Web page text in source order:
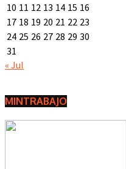
10 11 12 13 14 15 16
17 18 19 20 21 22 23
24 25 26 27 28 29 30
31
« Jul
MINTRABAJO